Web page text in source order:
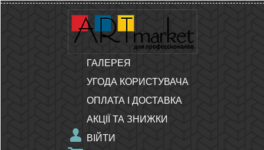
ГАЛЕРЕЯ
УГОДА КОРИСТУВАЧА
ОПЛАТА І ДОСТАВКА
АКЦІЇ ТА ЗНИЖКИ
ВІЙТИ